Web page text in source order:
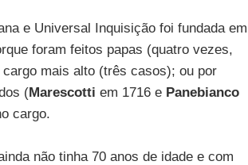
e Universal Inquisição foi fundada em
foram feitos papas (quatro vezes,
mais alto (três casos); ou por
(Marescotti em 1716 e Panebianco
cargo.
não tinha 70 anos de idade e com